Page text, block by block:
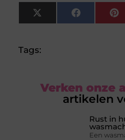
X
(Twitter)
Facebook
Tags:
Verken onze
artikelen
Rust in
Een